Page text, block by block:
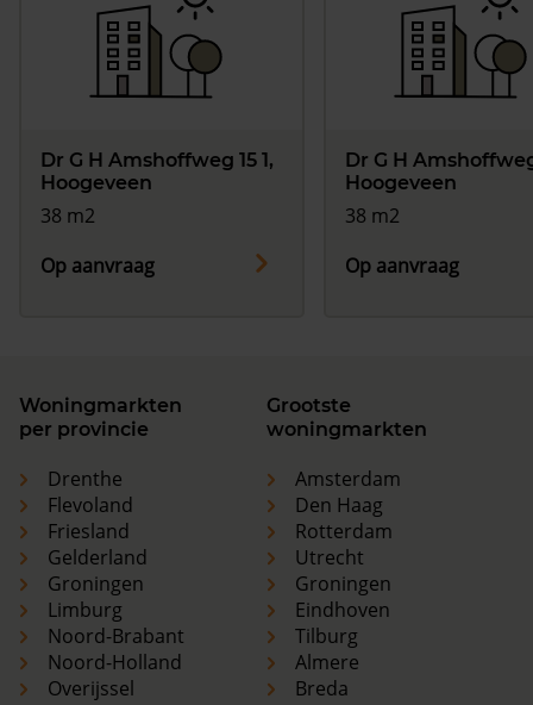
Dr G H Amshoffweg 15 1,
Hoogeveen
38 m2
Op aanvraag
Dr G H
Hoogeveen
38 m2
Op aanvraag
Woningmarkten
per provincie
Drenthe
Flevoland
Friesland
Gelderland
Groningen
Limburg
Noord-Brabant
Noord-Holland
Overijssel
Grootste
woningmarkten
Amsterdam
Den Haag
Rotterdam
Utrecht
Groningen
Eindhoven
Tilburg
Almere
Breda